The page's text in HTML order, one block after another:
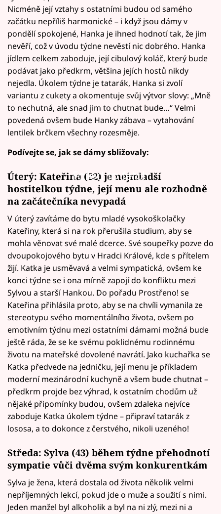
Nicméně její vztahy s ostatními budou od samého
začátku nepříliš harmonické – i když jsou dámy v
pondělí spokojené, Hanka je ihned hodnotí tak, že jim
nevěří, což v úvodu týdne nevěstí nic dobrého. Hanka
jídlem celkem zaboduje, její cibulový koláč, který bude
podávat jako předkrm, většina jejích hostů nikdy
nejedla. Úkolem týdne je tatarák, Hanka si zvolí
variantu z cukety a okomentuje svůj výtvor slovy: „Mně
to nechutná, ale snad jim to chutnat bude…“ Velmi
povedená ovšem bude Hanky zábava – vytahování
lentilek brčkem všechny rozesměje.
Podívejte se, jak se dámy sbližovaly:
Failed to fetch
Úterý: Kateřina (22) je nejmladší
hostitelkou týdne, její menu ale rozhodně
na začátečníka nevypadá
V úterý zavítáme do bytu mladé vysokoškolačky
Kateřiny, která si na rok přerušila studium, aby se
mohla věnovat své malé dcerce. Své soupeřky pozve do
dvoupokojového bytu v Hradci Králové, kde s přítelem
žijí. Katka je usměvavá a velmi sympatická, ovšem ke
konci týdne se i ona mírně zapojí do konfliktu mezi
Sylvou a starší Hankou. Do pořadu Prostřeno! se
Kateřina přihlásila proto, aby se na chvíli vymanila ze
stereotypu svého momentálního života, ovšem po
emotivním týdnu mezi ostatními dámami možná bude
ještě ráda, že se ke svému poklidnému rodinnému
životu na mateřské dovolené navrátí. Jako kuchařka se
Katka předvede na jedničku, její menu je příkladem
moderní mezinárodní kuchyně a všem bude chutnat –
předkrm projde bez výhrad, k ostatním chodům už
nějaké připomínky budou, ovšem zdaleka nejvíce
zaboduje Katka úkolem týdne – připraví tatarák z
lososa, a to dokonce z čerstvého, nikoli uzeného!
Středa: Sylva (43) během týdne přehodnotí
sympatie vůči dvěma svým konkurentkám
Sylva je žena, která dostala od života několik velmi
nepříjemných lekcí, pokud jde o muže a soužití s nimi.
Jeden manžel byl alkoholik a byl na ni zlý, mezi ni a